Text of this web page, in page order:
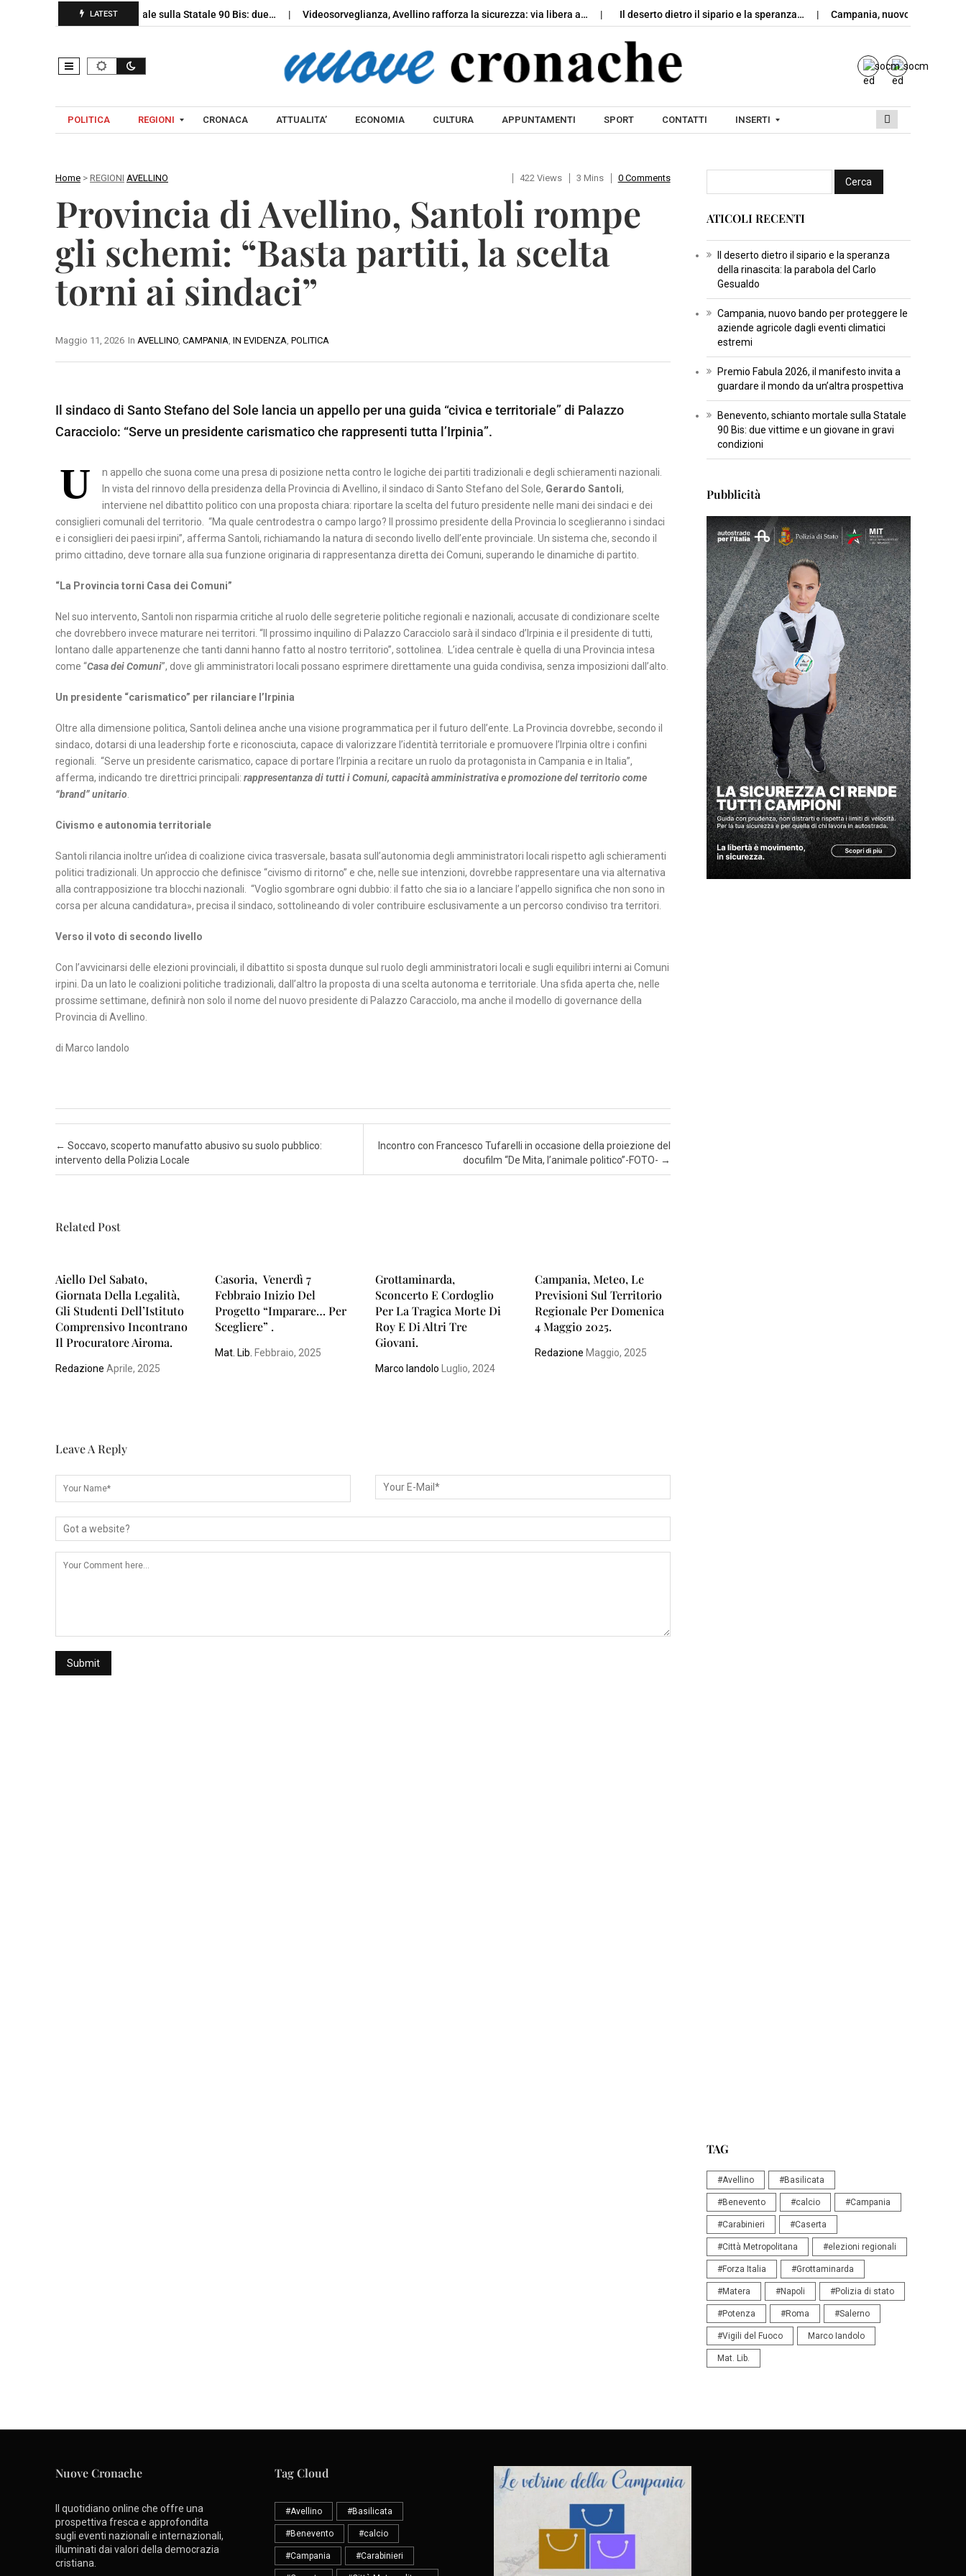
LATEST
schianto mortale sulla Statale 90 Bis: due… Videosorveglianza, Avellino rafforza la sicurezza: via libera a… Il deserto dietro il sipario e la speranza… Campania, nuovo bando per
Skip to content
POLITICA REGIONI
C
A
A
A
V
L
I
O
N
E
E
N
T
O
C
R
T
A
N
O
L
S
E
R
O
B
A
I
A
T
A
T
E
A
O
T
E
CRONACA ATTUALITA’ ECONOMIA CULTURA APPUNTAMENTI SPORT CONTATTI INSERTI
S
R
T
C
U
L
U
R
A
S
R
T
I
S
C
I
E
N
Z
A
I
N
S
E
R
T
I
A
T
Home > REGIONI AVELLINO 422 Views 3 Mins 0 Comments
Provincia di Avellino, Santoli rompe
gli schemi: “Basta partiti, la scelta
torni ai sindaci”
In AVELLINO CAMPANIA IN EVIDENZA POLITICA
Maggio 11, 2026
Il sindaco di Santo Stefano del Sole lancia un appello per una guida “civica e territoriale” di Palazzo
Caracciolo: “Serve un presidente carismatico che rappresenti tutta l’Irpinia”.
U
n appello che suona come una presa di posizione netta contro le logiche dei partiti tradizionali e degli schieramenti nazionali.
In vista del rinnovo della presidenza della Provincia di Avellino, il sindaco di Santo Stefano del Sole, Gerardo Santoli,
interviene nel dibattito politico con una proposta chiara: riportare la scelta del futuro presidente nelle mani dei sindaci e dei
consiglieri comunali del territorio. “Ma quale centrodestra o campo largo? Il prossimo presidente della Provincia lo sceglieranno i sindaci
e i consiglieri dei paesi irpini”, afferma Santoli, richiamando la natura di secondo livello dell’ente provinciale. Un sistema che, secondo il
primo cittadino, deve tornare alla sua funzione originaria di rappresentanza diretta dei Comuni, superando le dinamiche di partito.
“La Provincia torni Casa dei Comuni”
Nel suo intervento, Santoli non risparmia critiche al ruolo delle segreterie politiche regionali e nazionali, accusate di condizionare scelte
che dovrebbero invece maturare nei territori. “Il prossimo inquilino di Palazzo Caracciolo sarà il sindaco d’Irpinia e il presidente di tutti,
lontano dalle appartenenze che tanti danni hanno fatto al nostro territorio”, sottolinea. L’idea centrale è quella di una Provincia intesa
come “Casa dei Comuni”, dove gli amministratori locali possano esprimere direttamente una guida condivisa, senza imposizioni dall’alto.
Un presidente “carismatico” per rilanciare l’Irpinia
Oltre alla dimensione politica, Santoli delinea anche una visione programmatica per il futuro dell’ente. La Provincia dovrebbe, secondo il
sindaco, dotarsi di una leadership forte e riconosciuta, capace di valorizzare l’identità territoriale e promuovere l’Irpinia oltre i confini
regionali. “Serve un presidente carismatico, capace di portare l’Irpinia a recitare un ruolo da protagonista in Campania e in Italia”,
afferma, indicando tre direttrici principali: rappresentanza di tutti i Comuni, capacità amministrativa e promozione del territorio come
“brand” unitario
Civismo e autonomia territoriale
Santoli rilancia inoltre un’idea di coalizione civica trasversale, basata sull’autonomia degli amministratori locali rispetto agli schieramenti
politici tradizionali. Un approccio che definisce “civismo di ritorno” e che, nelle sue intenzioni, dovrebbe rappresentare una via alternativa
alla contrapposizione tra blocchi nazionali. “Voglio sgombrare ogni dubbio: il fatto che sia io a lanciare l’appello significa che non sono in
corsa per alcuna candidatura», precisa il sindaco, sottolineando di voler contribuire esclusivamente a un percorso condiviso tra territori.
Verso il voto di secondo livello
Con l’avvicinarsi delle elezioni provinciali, il dibattito si sposta dunque sul ruolo degli amministratori locali e sugli equilibri interni ai Comuni
irpini. Da un lato le coalizioni politiche tradizionali, dall’altro la proposta di una scelta autonoma e territoriale. Una sfida aperta che, nelle
prossime settimane, definirà non solo il nome del nuovo presidente di Palazzo Caracciolo, ma anche il modello di governance della
Provincia di Avellino.
di Marco Iandolo
Post navigation
← Soccavo, scoperto manufatto abusivo su suolo pubblico:
intervento della Polizia Locale
Incontro con Francesco Tufarelli in occasione della proiezione del
docufilm “De Mita, l’animale politico”-FOTO- →
Related Post
Aiello Del Sabato,
Giornata Della Legalità,
Gli Studenti Dell’Istituto
Comprensivo Incontrano
Il Procuratore Airoma.
Redazione Aprile, 2025
Casoria, Venerdì 7
Febbraio Inizio Del
Progetto “Imparare… Per
Scegliere” .
Mat. Lib. Febbraio, 2025
Grottaminarda,
Sconcerto E Cordoglio
Per La Tragica Morte Di
Roy E Di Altri Tre
Giovani.
Marco Iandolo Luglio, 2024
Campania, Meteo, Le
Previsioni Sul Territorio
Regionale Per Domenica
4 Maggio 2025.
Redazione Maggio, 2025
Leave A Reply
ATICOLI RECENTI
Il deserto dietro il sipario e la speranza
della rinascita: la parabola del Carlo
Gesualdo
Campania, nuovo bando per proteggere le
aziende agricole dagli eventi climatici
estremi
Premio Fabula 2026, il manifesto invita a
guardare il mondo da un’altra prospettiva
Benevento, schianto mortale sulla Statale
90 Bis: due vittime e un giovane in gravi
condizioni
Pubblicità
TAG
#Avellino #Basilicata
#Benevento #calcio #Campania
#Carabinieri #Caserta
#Città Metropolitana #elezioni regionali
#Forza Italia #Grottaminarda
#Matera #Napoli #Polizia di stato
#Potenza #Roma #Salerno
#Vigili del Fuoco Marco Iandolo
Mat. Lib.
Nuove Cronache
Il quotidiano online che offre una
prospettiva fresca e approfondita
sugli eventi nazionali e internazionali,
illuminati dai valori della democrazia
cristiana.
Tag Cloud
#Avellino #Basilicata
#Benevento #calcio
#Campania #Carabinieri